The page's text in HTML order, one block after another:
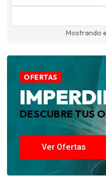
Mostrando
OFERTAS
DESCUBRE TUS
Ver Ofertas